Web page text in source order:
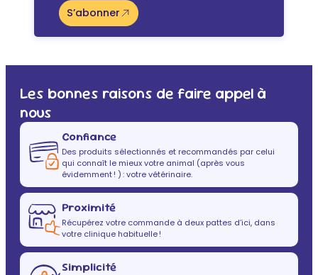
S’abonner
Les bonnes raisons de faire appel à
nous
Confiance
Des produits sélectionnés et recommandés par celui
qui connaît le mieux votre animal (après vous
évidemment ! ) : votre vétérinaire.
Proximité
Récupérez votre commande à deux pattes d’ici, dans
votre clinique habituelle !
Simplicité